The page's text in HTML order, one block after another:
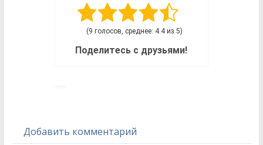
(9 голосов, среднее: 4.4 из 5)
Поделитесь с друзьями!
Добавить комментарий